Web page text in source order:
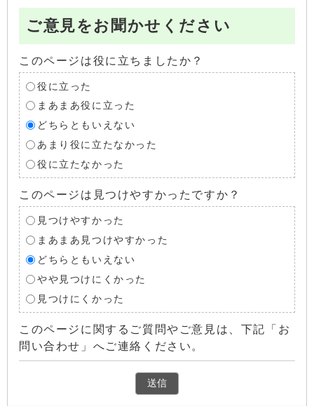
ご意見をお聞かせください
このページは役に立ちましたか？
役に立った
まあまあ役に立った
どちらともいえない
あまり役に立たなかった
役に立たなかった
このページは見つけやすかったですか？
見つけやすかった
まあまあ見つけやすかった
どちらともいえない
やや見つけにくかった
見つけにくかった
このページに関するご質問やご意見は、下記「お
問い合わせ」へご連絡ください。